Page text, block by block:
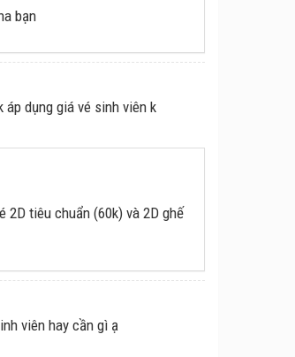
bạn
dụng giá vé sinh viên k
2D tiêu chuẩn (60k) và 2D ghế
viên hay cần gì ạ